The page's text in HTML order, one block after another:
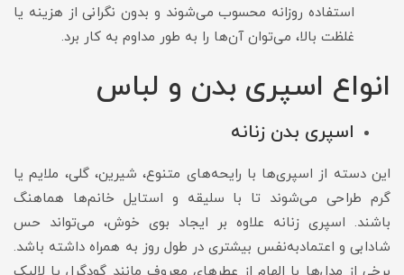
استفاده روزانه محسوب می‌شوند و بدون نگرانی از هزینه یا
غلظت بالا، می‌توان آن‌ها را به طور مداوم به کار برد.
انواع اسپری بدن و لباس
اسپری بدن زنانه
این دسته از اسپری‌ها با رایحه‌های متنوع، شیرین، گلی، ملایم یا
گرم طراحی می‌شوند تا با سلیقه و استایل خانم‌ها هماهنگ
باشند. اسپری زنانه علاوه بر ایجاد بوی خوش، می‌تواند حس
شادابی و اعتمادبه‌نفس بیشتری در طول روز به همراه داشته باشد.